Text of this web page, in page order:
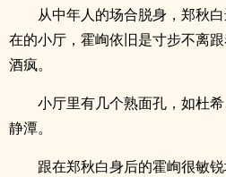
从中年人的场合脱身，郑秋
在的小厅，霍峋依旧是寸步不离
酒疯。
小厅里有几个熟面孔，如杜
静潭。
跟在郑秋白身后的霍峋很敏